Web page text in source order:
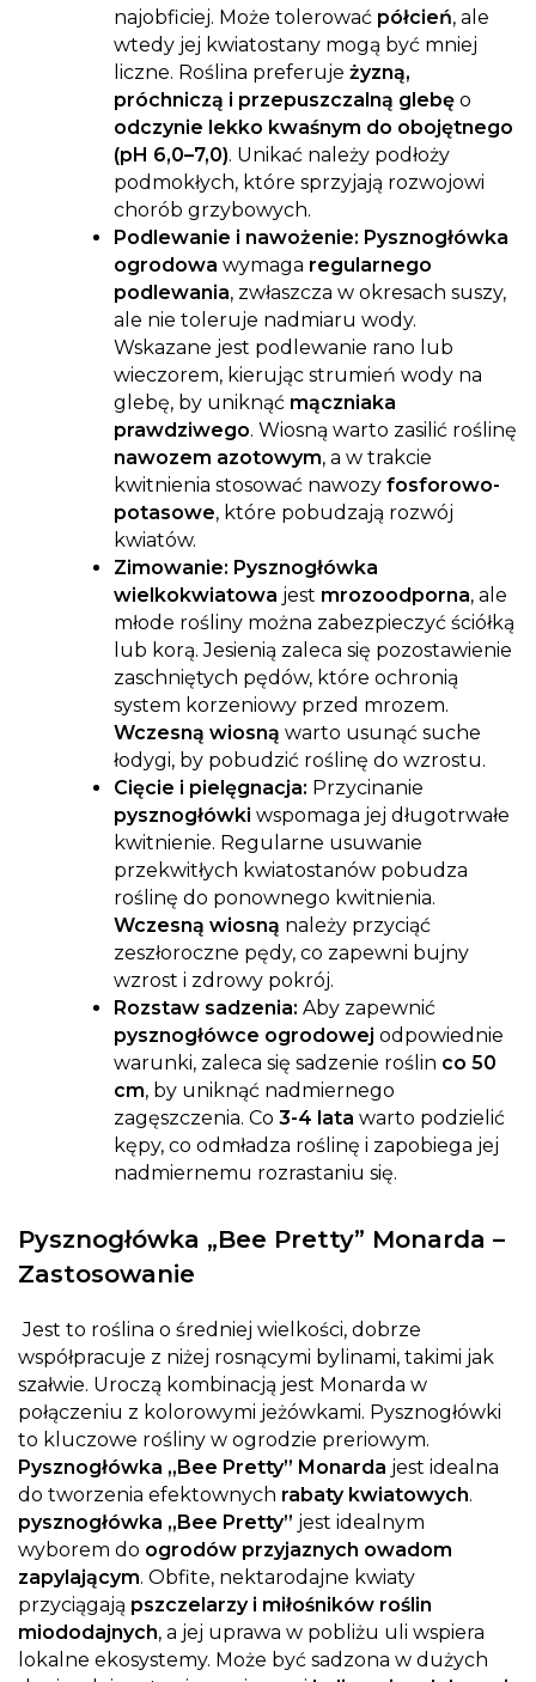
najobficiej. Może tolerować półcień, ale
wtedy jej kwiatostany mogą być mniej
liczne. Roślina preferuje żyzną,
próchniczą i przepuszczalną glebę o
odczynie lekko kwaśnym do obojętnego
(pH 6,0–7,0). Unikać należy podłoży
podmokłych, które sprzyjają rozwojowi
chorób grzybowych.
Podlewanie i nawożenie: Pysznogłówka
ogrodowa wymaga regularnego
podlewania, zwłaszcza w okresach suszy,
ale nie toleruje nadmiaru wody.
Wskazane jest podlewanie rano lub
wieczorem, kierując strumień wody na
glebę, by uniknąć mączniaka
prawdziwego. Wiosną warto zasilić roślinę
nawozem azotowym, a w trakcie
kwitnienia stosować nawozy fosforowo-
potasowe, które pobudzają rozwój
kwiatów.
Zimowanie: Pysznogłówka
wielkokwiatowa jest mrozoodporna, ale
młode rośliny można zabezpieczyć ściółką
lub korą. Jesienią zaleca się pozostawienie
zaschniętych pędów, które ochronią
system korzeniowy przed mrozem.
Wczesną wiosną warto usunąć suche
łodygi, by pobudzić roślinę do wzrostu.
Cięcie i pielęgnacja: Przycinanie
pysznogłówki wspomaga jej długotrwałe
kwitnienie. Regularne usuwanie
przekwitłych kwiatostanów pobudza
roślinę do ponownego kwitnienia.
Wczesną wiosną należy przyciąć
zeszłoroczne pędy, co zapewni bujny
wzrost i zdrowy pokrój.
Rozstaw sadzenia: Aby zapewnić
pysznogłówce ogrodowej odpowiednie
warunki, zaleca się sadzenie roślin co 50
cm, by uniknąć nadmiernego
zagęszczenia. Co 3-4 lata warto podzielić
kępy, co odmładza roślinę i zapobiega jej
nadmiernemu rozrastaniu się.
Pysznogłówka „Bee Pretty” Monarda –
Zastosowanie
Jest to roślina o średniej wielkości, dobrze
współpracuje z niżej rosnącymi bylinami, takimi jak
szałwie. Uroczą kombinacją jest Monarda w
połączeniu z kolorowymi jeżówkami. Pysznogłówki
to kluczowe rośliny w ogrodzie preriowym.
Pysznogłówka „Bee Pretty” Monarda jest idealna
do tworzenia efektownych rabaty kwiatowych.
pysznogłówka „Bee Pretty” jest idealnym
wyborem do ogrodów przyjaznych owadom
zapylającym. Obfite, nektarodajne kwiaty
przyciągają pszczelarzy i miłośników roślin
miododajnych, a jej uprawa w pobliżu uli wspiera
lokalne ekosystemy. Może być sadzona w dużych